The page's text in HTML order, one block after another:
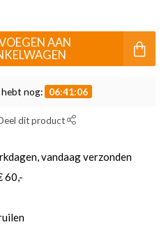
AAN
hebt nog: 06:41:05
dit product
vandaag verzonden
60,-